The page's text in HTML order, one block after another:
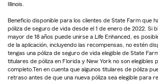
Illinois.
Beneficio disponible para los clientes de State Farm que
póliza de seguro de vida desde el 1 de enero de 2022. Si
mayor de 18 años puede unirse a Life Enhanced, es
de la aplicación, incluyendo las recompensas, no estén
tengas una póliza de seguro de vida elegible de State
titulares de póliza en Florida y New York no son elegibles
completo.Ten en cuenta que algunos titulares de póliza
retraso antes de que una nueva póliza sea elegible para